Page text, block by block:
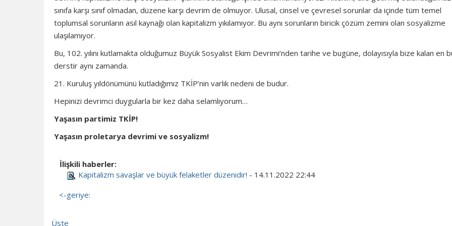
sınıfa karşı sınıf olmadan, düzene karşı devrim de olmuyor. Ulusal, cinsel ve çevresel sorunlar da içinde tüm temel
toplumsal sorunların asıl kaynağı olan kapitalizm yıkılamıyor. Bu aynı sorunların biricik çözüm zemini olan sosyalizme
ulaşılamıyor.
Bu, 102. yılını kutlamakta olduğumuz Büyük Sosyalist Ekim Devrimi’nden tarihe ve bugüne, dolayısıyla bize kalan en
derstir aynı zamanda.
21. Kuruluş yıldönümünü kutladığımız TKİP’nin varlık nedeni de budur.
Hepinizi devrimci duygularla bir kez daha selamlıyorum…
Yaşasın partimiz TKİP!
Yaşasın proletarya devrimi ve sosyalizm!
İlişkili haberler:
Kapitalizm savaşlar ve büyük felaketler düzenidir! - 14.11.2022 22:44
<-geriye:
Üste